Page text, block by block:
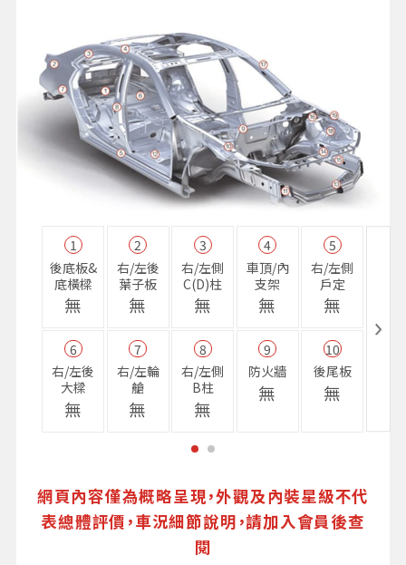
1
後底板&
底橫樑
無
2
右/左後
葉子板
無
3
右/左側
C(D)柱
無
4
車頂/內
支架
無
5
右/左側
戶定
無
6
右/左後
大樑
無
7
右/左輪
艙
無
8
右/左側
B柱
無
9
防火牆
無
10
後尾板
無
網頁內容僅為概略呈現，外觀及內裝星級不代
表總體評價，車況細節說明，請加入會員後查
閱